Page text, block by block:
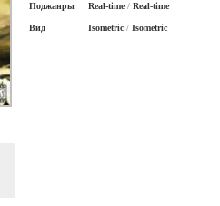
Поджанры Real-time/ Real-time
Вид Isometric/ Isometric